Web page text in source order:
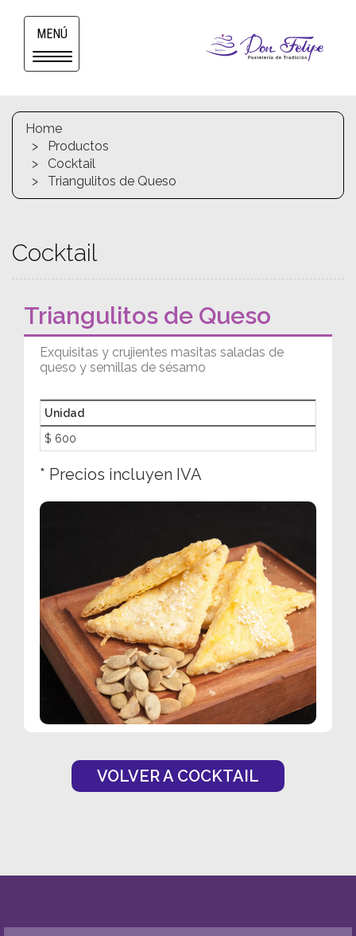
Toggle
navigation
MENÚ
Home
Productos
Cocktail
Triangulitos de Queso
Cocktail
Triangulitos de Queso
Exquisitas y crujientes masitas saladas de
queso y semillas de sésamo
Unidad
$ 600
* Precios incluyen IVA
VOLVER A COCKTAIL